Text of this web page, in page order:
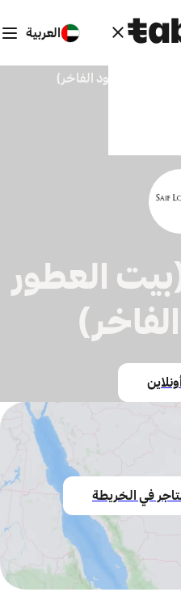
العربية
العطور والعود الفاخر)
العطور
في الخريطة